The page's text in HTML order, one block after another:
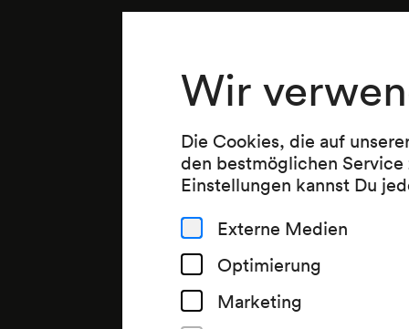
Wir
Die Cookies, die auf
den bestmöglichen
Einstellungen kannst Du
Externe Medien
Optimierung
Marketing